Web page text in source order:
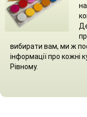
вибирати вам, ми ж
інформації про кожні
Рівному.